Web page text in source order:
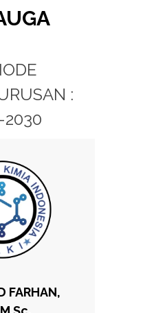
:
2030
FARHAN,